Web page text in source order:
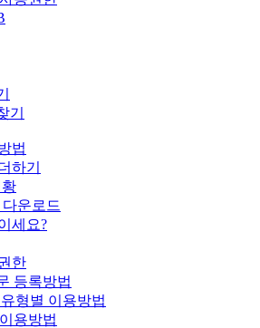
기
법
하기
운로드
세요?
한
등록방법
형별 이용방법
용방법